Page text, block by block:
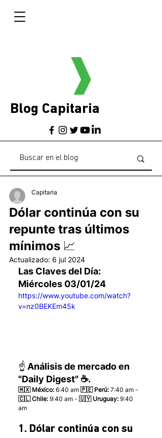
Blog Capitaria
Dólar continúa con su
repunte tras últimos
mínimos 📈
Capitaria
Actualizado: 6 jul 2024
Las Claves del Día:
Miércoles 03/01/24
https://www.youtube.com/watch?
v=nz0BEKEm45k
☝️ Análisis de mercado en
"Daily Digest" ☕.
🇲🇽 México: 6:40 am 🇵🇪 Perú: 7:40 am -
🇨🇱 Chile: 9:40 am - 🇺🇾 Uruguay: 9:40
am
1. Dólar continúa con su